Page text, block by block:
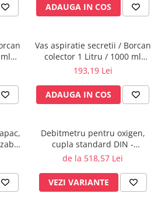
neutri
ADAUGA IN COS
-
Vas aspiratie secretii / Borcan
colector 1 Litru / 1000 ml
pentru aspirator chirurgical -
accesorii incluse
193,19 Lei
ADAUGA IN COS
Debitmetru pentru oxigen,
cupla standard DIN -
MEDIMETER - GCE
de la 518,57 Lei
VEZI VARIANTE